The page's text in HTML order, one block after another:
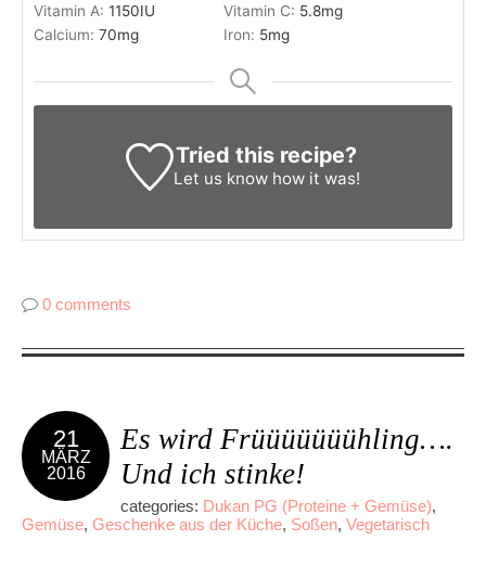
Vitamin A: 1150IU Vitamin C: 5.8mg
Calcium: 70mg Iron: 5mg
Tried this recipe?
Let us knowhow it was!
0 comments
21
MÄRZ
2016
Es wird Früüüüüüühling….
Und ich stinke!
categories: Dukan PG (Proteine + Gemüse),
Gemüse, Geschenke aus der Küche, Soßen, Vegetarisch